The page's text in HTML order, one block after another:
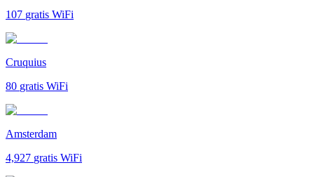
107 gratis WiFi
Cruquius
80 gratis WiFi
Amsterdam
4,927 gratis WiFi